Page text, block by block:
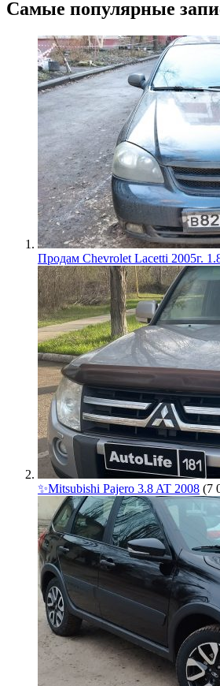
Самые популярные
Продам Chevrolet Lacetti 2005г.
✨Mitsubishi Pajero 3.8 AT 2008 (7